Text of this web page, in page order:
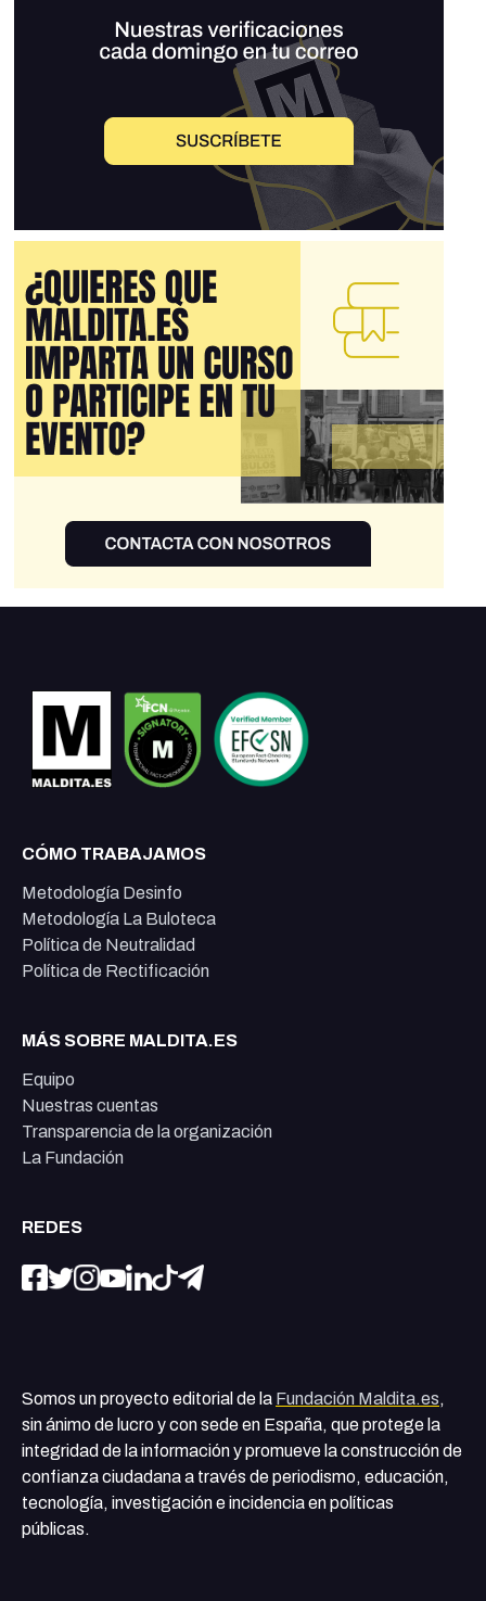
CÓMO TRABAJAMOS
Metodología Desinfo
Metodología La Buloteca
Política de Neutralidad
Política de Rectificación
MÁS SOBRE MALDITA.ES
Equipo
Nuestras cuentas
Transparencia de la organización
La Fundación
REDES
Somos un proyecto editorial de la Fundación Maldita.es,
sin ánimo de lucro y con sede en España, que protege la
integridad de la información y promueve la construcción de
confianza ciudadana a través de periodismo, educación,
tecnología, investigación e incidencia en políticas
públicas.